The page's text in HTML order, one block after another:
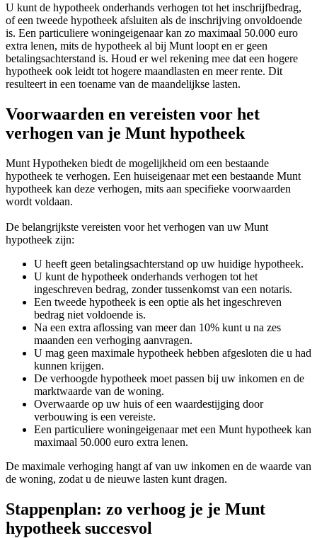
U kunt de hypotheek onderhands verhogen tot het inschrijfbedrag,
of een tweede hypotheek afsluiten als de inschrijving onvoldoende
is. Een particuliere woningeigenaar kan zo maximaal 50.000 euro
extra lenen, mits de hypotheek al bij Munt loopt en er geen
betalingsachterstand is. Houd er wel rekening mee dat een hogere
hypotheek ook leidt tot hogere maandlasten en meer rente. Dit
resulteert in een toename van de maandelijkse lasten.
Voorwaarden en vereisten voor het
verhogen van je Munt hypotheek
Munt Hypotheken biedt de mogelijkheid om een bestaande
hypotheek te verhogen. Een huiseigenaar met een bestaande Munt
hypotheek kan deze verhogen, mits aan specifieke voorwaarden
wordt voldaan.
De belangrijkste vereisten voor het verhogen van uw Munt
hypotheek zijn:
U heeft geen betalingsachterstand op uw huidige hypotheek.
U kunt de hypotheek onderhands verhogen tot het
ingeschreven bedrag, zonder tussenkomst van een notaris.
Een tweede hypotheek is een optie als het ingeschreven
bedrag niet voldoende is.
Na een extra aflossing van meer dan 10% kunt u na zes
maanden een verhoging aanvragen.
U mag geen maximale hypotheek hebben afgesloten die u had
kunnen krijgen.
De verhoogde hypotheek moet passen bij uw inkomen en de
marktwaarde van de woning.
Overwaarde op uw huis of een waardestijging door
verbouwing is een vereiste.
Een particuliere woningeigenaar met een Munt hypotheek kan
maximaal 50.000 euro extra lenen.
De maximale verhoging hangt af van uw inkomen en de waarde van
de woning, zodat u de nieuwe lasten kunt dragen.
Stappenplan: zo verhoog je je Munt
hypotheek succesvol